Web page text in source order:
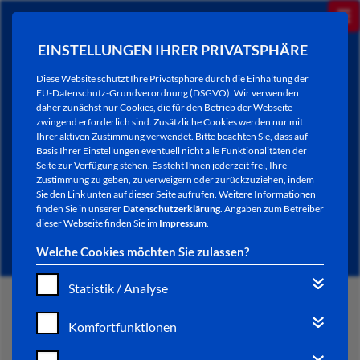
EINSTELLUNGEN IHRER PRIVATSPHÄRE
Diese Website schützt Ihre Privatsphäre durch die Einhaltung der
EU-Datenschutz-Grundverordnung (DSGVO). Wir verwenden
daher zunächst nur Cookies, die für den Betrieb der Webseite
zwingend erforderlich sind. Zusätzliche Cookies werden nur mit
Ihrer aktiven Zustimmung verwendet. Bitte beachten Sie, dass auf
Basis Ihrer Einstellungen eventuell nicht alle Funktionalitäten der
Seite zur Verfügung stehen. Es steht Ihnen jederzeit frei, Ihre
Zustimmung zu geben, zu verweigern oder zurückzuziehen, indem
Sie den Link unten auf dieser Seite aufrufen. Weitere Informationen
finden Sie in unsererDatenschutzerklärung. Angaben zum Betreiber
dieser Webseite finden Sie im Impressum.
Welche Cookies möchten Sie zulassen?
Statistik / Analyse
Komfortfunktionen
NEWSLETTER / CITY LETTER
START